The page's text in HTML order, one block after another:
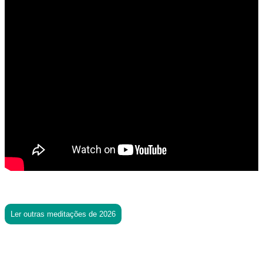
Ler outras meditações de 2026